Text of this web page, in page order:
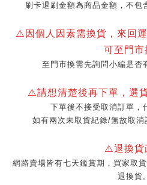
刷卡退刷金額為商品金額，不包
⚠️因個人因素需換貨，來回
可至門市
至門市換需先詢問小編是否
⚠️請想清楚後再下單，選
下單後不接受取消訂單，
如有兩次未取貨紀錄/無故取消
⚠️退換貨
網路賣場皆有七天鑑賞期，買家取
退換貨。